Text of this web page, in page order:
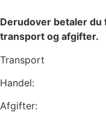
Derudover betaler
transport og afgifter.